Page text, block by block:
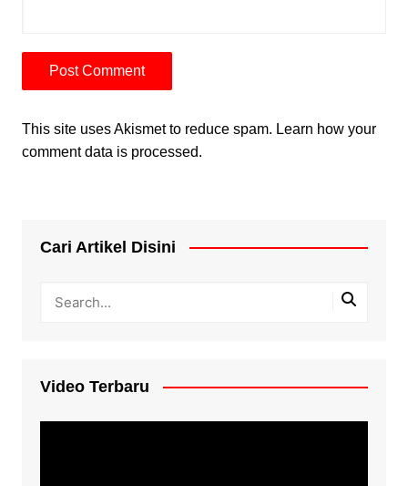
This site uses Akismet to reduce spam. Learn how your
comment data is processed.
Cari Artikel Disini
Video Terbaru